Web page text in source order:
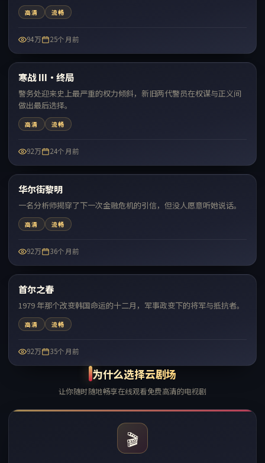
高清 流畅
94万 25个月前
热门
寒战 III·终局
警务处迎来史上最严重的权力倾斜，新旧两代警员在权谋与正义间
做出最后选择。
高清 流畅
92万 24个月前
热门
华尔街黎明
一名分析师揭穿了下一次金融危机的引信，但没人愿意听她说话。
高清 流畅
92万 36个月前
热门
首尔之春
1979 年那个改变韩国命运的十二月，军事政变下的将军与抵抗者。
高清 流畅
92万 35个月前
为什么选择云剧场
让你随时随地畅享在线观看免费高清的电视剧
🎬